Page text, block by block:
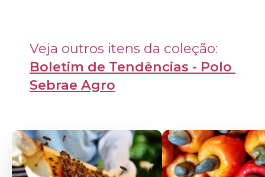
Boletim de Tendências - Polo
Sebrae Agro